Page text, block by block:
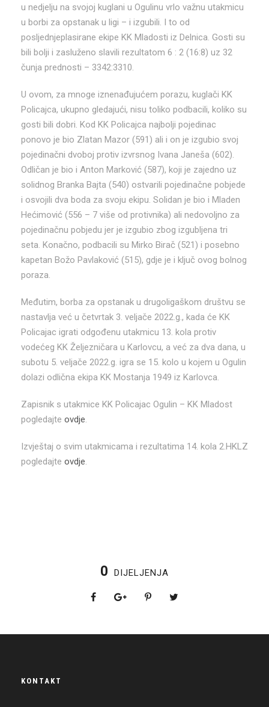
u nedjelju na svojoj kuglani u Ogulinu vrlo važnu utakmicu
u borbi za opstanak u ligi – i izgubili. I to od
posljednjeplasirane ekipe KK Mladosti iz Delnica. Gosti su
bili bolji i zasluženo slavili rezultatom 6 : 2 (16:8) uz 32
čunja prednosti – 3342:3310.
U ovom, za mnoge iznenađujućem porazu, kuglači KK
Policajca, ukupno gledajući, nisu toliko podbacili, koliko su
gosti bili dobri. Kod KK Policajca najbolji pojedinac
ponovo je bio Zlatan Mazor (591) ali i on je izgubio svoj
pojedinačni dvoboj protiv izvrsnog Ivana Janeša (602).
Odličan je bio i Anton Marković (587), koji je zajedno uz
solidnog Branka Bajta (540) ostvarili pojedinačne pobjede
i osvojili dva boda za svoju ekipu. Solidan je bio i Mladen
Hećimović (556 – 7 više od protivnika) ali nedovoljno za
pojedinačnu pobjedu jer je izgubio zbog izgubljena tri
seta. Konačno, podbacili su Mirko Birač (521) i posebno
kapetan Božo Pavlaković (515), gdje je i ključ ovog bolnog
poraza.
Međutim, borba za opstanak u drugoligaškom društvu se
nastavlja već u četvrtak 3. veljače 2022.g., kada će KK
Policajac igrati odgođenu utakmicu 13. kola protiv
vodećeg KK Željezničara u Karlovcu, a već za dva dana, u
subotu 5. veljače 2022.g. igra se 15. kolo u kojem u Ogulin
dolazi odlična ekipa KK Mostanja 1949 iz Karlovca.
Zapisnik s utakmice KK Policajac Ogulin – KK Mladost
pogledajte ovdje
Izvještaj o svim utakmicama i rezultatima 14. kola 2.HKLZ
pogledajte ovdje
0 DIJELJENJA
KONTAKT